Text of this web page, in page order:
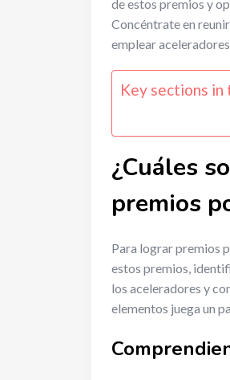
de estos premios y
Concéntrate en
emplear
Key sections
¿Cuáles
premios
Para lograr premios
estos premios,
los aceleradores y
elementos juega un